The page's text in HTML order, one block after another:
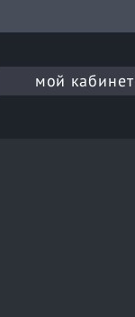
мой кабинет